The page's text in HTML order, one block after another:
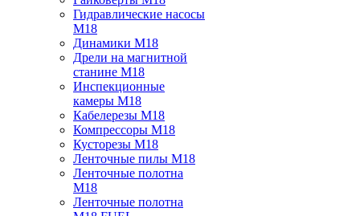
Гидравлические насосы
M18
Динамики M18
Дрели на магнитной
станине M18
Инспекционные
камеры M18
Кабелерезы M18
Компрессоры M18
Кусторезы M18
Ленточные пилы M18
Ленточные полотна
M18
Ленточные полотна